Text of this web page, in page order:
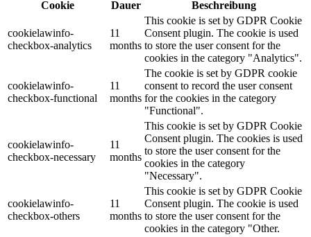
Cookie
Dauer Beschreibung
cookielawinfo-
checkbox-analytics
11
months
This cookie is set by GDPR Cookie
Consent plugin. The cookie is used
to store the user consent for the
cookies in the category "Analytics".
cookielawinfo-
checkbox-functional
11
months
The cookie is set by GDPR cookie
consent to record the user consent
for the cookies in the category
"Functional".
cookielawinfo-
checkbox-necessary
11
months
This cookie is set by GDPR Cookie
Consent plugin. The cookies is used
to store the user consent for the
cookies in the category
"Necessary".
cookielawinfo-
checkbox-others
11
months
This cookie is set by GDPR Cookie
Consent plugin. The cookie is used
to store the user consent for the
cookies in the category "Other.